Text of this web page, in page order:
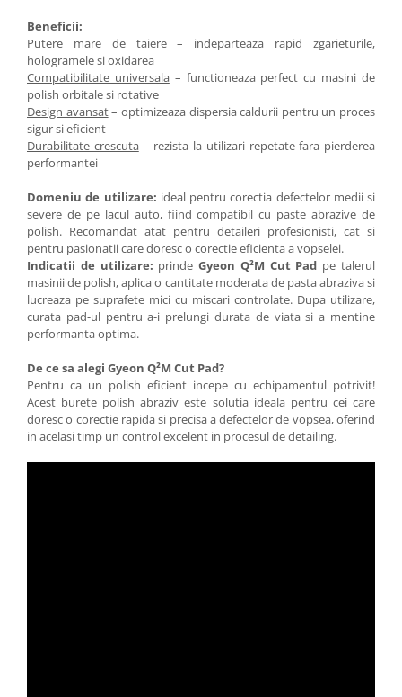
Beneficii:
Putere mare de taiere– indeparteaza rapid zgarieturile,
hologramele si oxidarea
Compatibilitate universala– functioneaza perfect cu masini de
polish orbitale si rotative
Design avansat– optimizeaza dispersia caldurii pentru un proces
sigur si eficient
Durabilitate crescuta– rezista la utilizari repetate fara pierderea
performantei
Domeniu de utilizare: ideal pentru corectia defectelor medii si
severe de pe lacul auto, fiind compatibil cu paste abrazive de
polish. Recomandat atat pentru detaileri profesionisti, cat si
pentru pasionatii care doresc o corectie eficienta a vopselei.
Indicatii de utilizare: prindeGyeon Q²M Cut Pad pe talerul
masinii de polish, aplica o cantitate moderata de pasta abraziva si
lucreaza pe suprafete mici cu miscari controlate. Dupa utilizare,
curata pad-ul pentru a-i prelungi durata de viata si a mentine
performanta optima.
De ce sa alegi Gyeon Q²M Cut Pad?
Pentru ca un polish eficient incepe cu echipamentul potrivit!
Acest burete polish abraziv este solutia ideala pentru cei care
doresc o corectie rapida si precisa a defectelor de vopsea, oferind
in acelasi timp un control excelent in procesul de detailing.